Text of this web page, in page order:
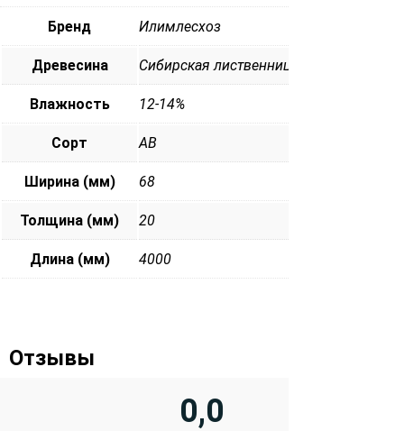
Бренд Илимлесхоз
Древесина Сибирская лиственница
Влажность 12-14%
Сорт АВ
Ширина (мм) 68
Толщина (мм) 20
Длина (мм) 4000
Отзывы
0,0